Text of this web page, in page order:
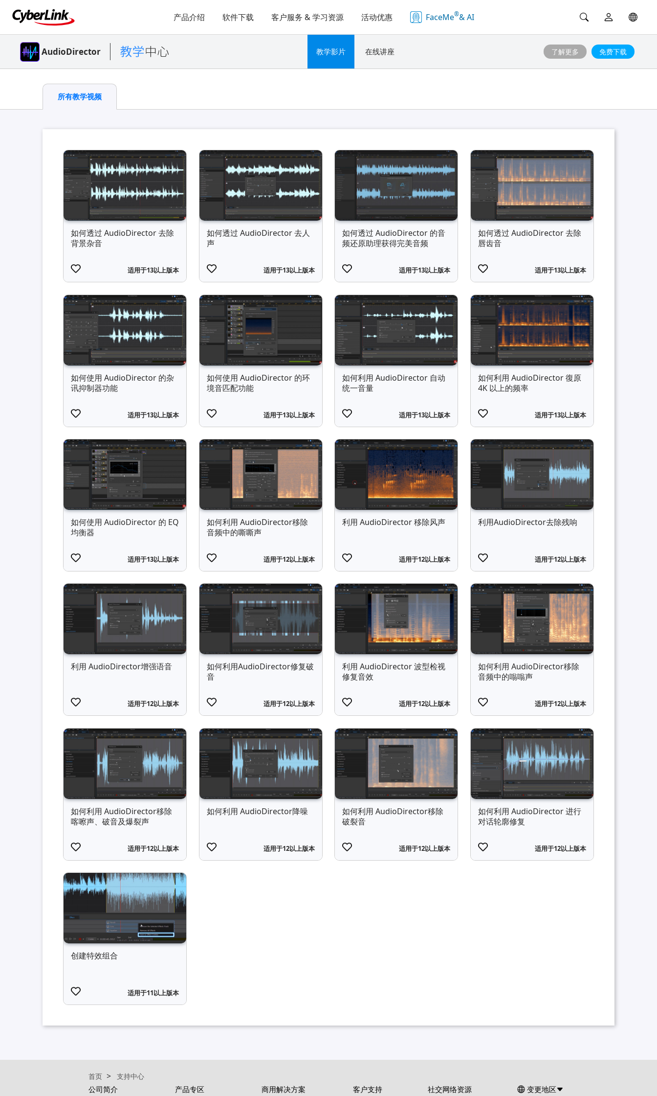
产品介绍 软件下载 客户服务 & 学习资源 活动优惠 FaceMe®& AI
AudioDirector 教学影片 在线讲座 了解更多 免费下载
所有教学视频
如何透过 AudioDirector 去除
背景杂音
适用于13以上版本
如何透过 AudioDirector 去人
声
适用于13以上版本
如何透过 AudioDirector 的音
频还原助理获得完美音频
适用于13以上版本
如何透过 AudioDirector 去除
唇齿音
适用于13以上版本
如何使用 AudioDirector 的杂
讯抑制器功能
适用于13以上版本
如何使用 AudioDirector 的环
境音匹配功能
适用于13以上版本
如何利用 AudioDirector 自动
统一音量
适用于13以上版本
如何利用 AudioDirector 復原
4K 以上的频率
适用于13以上版本
如何使用 AudioDirector 的 EQ
均衡器
适用于13以上版本
如何利用 AudioDirector移除
音频中的嘶嘶声
适用于12以上版本
利用 AudioDirector 移除风声
适用于12以上版本
利用AudioDirector去除残响
适用于12以上版本
利用 AudioDirector增强语音
适用于12以上版本
如何利用AudioDirector修复破
音
适用于12以上版本
利用 AudioDirector 波型检视
修复音效
适用于12以上版本
如何利用 AudioDirector移除
音频中的嗡嗡声
适用于12以上版本
如何利用 AudioDirector移除
喀嚓声、破音及爆裂声
适用于12以上版本
如何利用 AudioDirector降噪
适用于12以上版本
如何利用 AudioDirector移除
破裂音
适用于12以上版本
如何利用 AudioDirector 进行
对话轮廓修复
适用于12以上版本
创建特效组合
适用于11以上版本
首页 支持中心
公司简介 产品专区 商用解决方案 客户支持 社交网络资源 变更地区